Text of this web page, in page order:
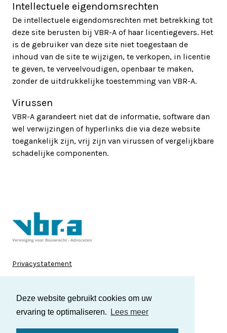
Deze website gebruikt cookies om uw
ervaring te optimaliseren.
Lees meer
Intellectuele eigendomsrechten
De intellectuele eigendomsrechten met betrekking tot
deze site berusten bij VBR-A of haar licentiegevers. Het
is de gebruiker van deze site niet toegestaan de
inhoud van de site te wijzigen, te verkopen, in licentie
te geven, te verveelvoudigen, openbaar te maken,
zonder de uitdrukkelijke toestemming van VBR-A.
Virussen
VBR-A garandeert niet dat de informatie, software dan
wel verwijzingen of hyperlinks die via deze website
toegankelijk zijn, vrij zijn van virussen of vergelijkbare
schadelijke componenten.
Privacystatement
Cookies
LinkedIn